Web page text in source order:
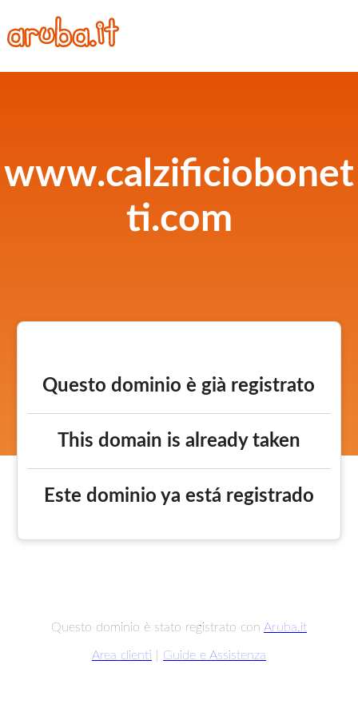
www.calzificiobonet
ti.com
Questo dominio è già registrato
This domain is already taken
Este dominio ya está registrado
Questo dominio è stato registrato con Aruba.it
Area clienti Guide e Assistenza